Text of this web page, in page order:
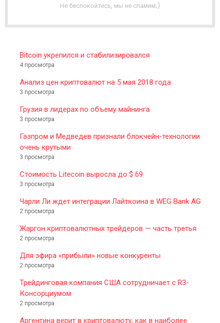
R
Не беспокойтесь, мы не спамим;)
Bitcoin укрепился и стабилизировался
4 просмотра
Анализ цен криптовалют на 5 мая 2018 года
3 просмотра
Грузия в лидерах по объему майнинга
3 просмотра
Газпром и Медведев признали блокчейн-технологии
очень крутыми
3 просмотра
Стоимость Litecoin выросла до $ 69
3 просмотра
Чарли Ли ждет интеграции Лайткоина в WEG Bank AG
2 просмотра
Жаргон криптовалютных трейдеров — часть третья
2 просмотра
Для эфира «прибыли» новые конкуренты
2 просмотра
Трейдинговая компания США сотрудничает с R3-
Консорциумом
2 просмотра
Аргентина верит в криптовалюту, как в наиболее